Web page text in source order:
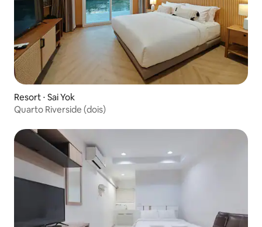
Resort ⋅ Sai Yok
Quarto Riverside (dois)